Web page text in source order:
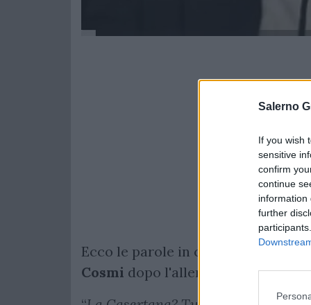
Salerno
If you wish
sensitive
confirm
continue
information
further
Ecco le parole in conferenza
Cosmi dopo l'allenamento